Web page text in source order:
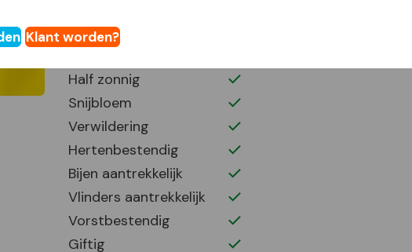
Klant worden?
Bloemhoogte
Half zonnig
Snijbloem
Verwildering
Hertenbestendig
Bijen aantrekkelijk
Vlinders aantrekkelijk
Vorstbestendig
Giftig